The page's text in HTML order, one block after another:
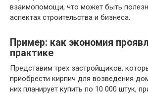
взаимопомощи, что может быть
аспектах строительства и бизнеса.
Пример: как экономия
практике
Представим трех застройщиков,
приобрести кирпич для возведения
них планирует купить по 10 000 штук,